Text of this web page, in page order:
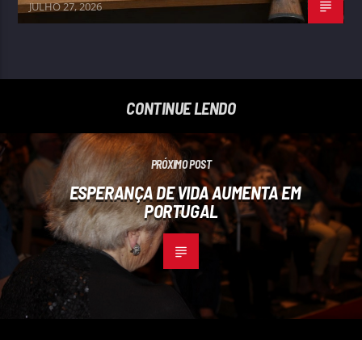
JULHO 27, 2026
CONTINUE LENDO
PRÓXIMO POST
ESPERANÇA DE VIDA AUMENTA EM
PORTUGAL